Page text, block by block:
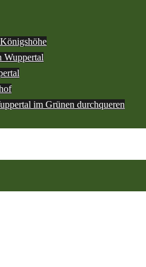
Wuppertal
im Grünen durchqueren